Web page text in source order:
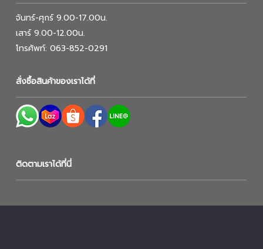
จันทร์-ศุกร์ 9.00-17.00น.
เสาร์ 9.00-12.00น.
โทรศัพท์: 063-852-0291
สั่งซื้อสินค้าของเราได้ที่
ติดตามเราได้ที่นี่